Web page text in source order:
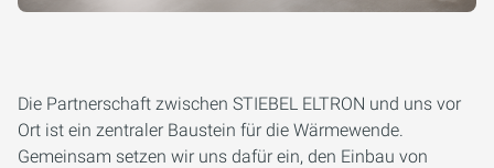
Die Partnerschaft zwischen STIEBEL ELTRON und uns vor
Ort ist ein zentraler Baustein für die Wärmewende.
Gemeinsam setzen wir uns dafür ein, den Einbau von